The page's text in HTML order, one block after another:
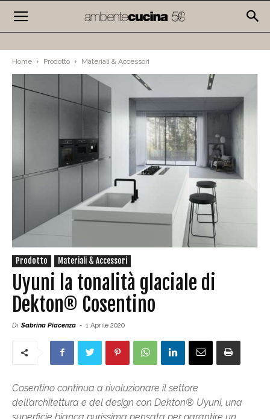
Home Prodotto Materiali & Accessori
Prodotto Materiali & Accessori
Uyuni la tonalità glaciale di
Dekton® Cosentino
Di Sabrina Piacenza - 1 Aprile 2020
Cosentino continua a rivoluzionare il settore
dell’architettura e del design con Dekton® Uyuni, una